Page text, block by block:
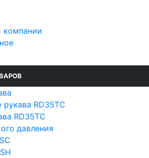
компании
RD35TC
RD35TC
давления